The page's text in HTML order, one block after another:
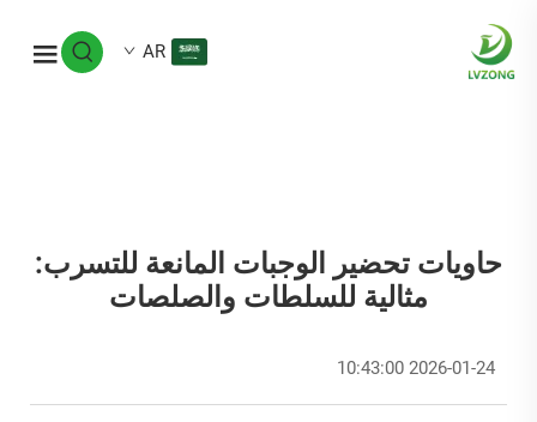
AR
حاويات تحضير الوجبات المانعة للتسرب:
مثالية للسلطات والصلصات
2026-01-24 10:43:00